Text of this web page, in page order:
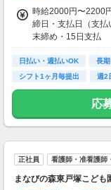
時給2000円〜2200
締日・支払日（支払
末締め・15日支払
【交通費】
日払い・週払いOK 長期
シフト1ヶ月毎提出
週2
応
正社員 看護師・准看護師
まなびの森東戸塚こども